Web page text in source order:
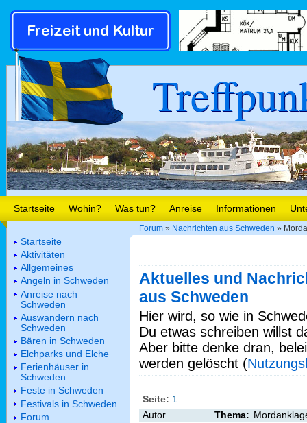
Startseite Wohin? Was tun? Anreise Informationen
Forum » Nachrichten aus Schweden »
Aktuelles und
aus Schweden
Hier wird, so wie in
Du etwas schreiben willst
Aber bitte denke dran,
werden gelöscht (
Seite: 1
Autor
Thema:
Startseite
Aktivitäten
Allgemeines
Angeln in Schweden
Anreise nach
Schweden
Auswandern nach
Schweden
Bären in Schweden
Elchparks und Elche
Ferienhäuser in
Schweden
Feste in Schweden
Festivals in Schweden
Forum